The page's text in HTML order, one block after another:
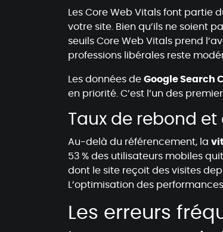
Les Core Web Vitals font partie
votre site. Bien qu’ils ne soient
seuils Core Web Vitals prend
professions libérales reste
Les données de Google Search
en priorité. C’est l’un des
Taux de rebond
Au-delà du référencement, la
53 % des utilisateurs mobiles
dont le site reçoit des visites
L’optimisation des
Les erreurs